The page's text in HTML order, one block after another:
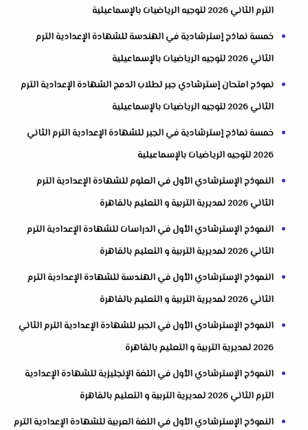
الترم الثاني 2026 لتوجيه الرياضيات بالإسماعيلية
خمسة نماذج إسترشادية في الهندسة للشهادة الإعدادية الترم
الثاني 2026 لتوجيه الرياضيات بالإسماعيلية
نموذج امتحان إسترشادي جبر لطلاب الدمج الشهادة الإعدادية الترم
الثاني 2026 لتوجيه الرياضيات بالإسماعيلية
خمسة نماذج إسترشادية في الجبر للشهادة الإعدادية الترم الثاني
2026 لتوجيه الرياضيات بالإسماعيلية
النموذج الإسترشادي الأول في العلوم للشهادة الإعدادية الترم
الثاني 2026 لمديرية التربية و التعليم بالقاهرة
النموذج الإسترشادي الأول في الدراسات للشهادة الإعدادية الترم
الثاني 2026 لمديرية التربية و التعليم بالقاهرة
النموذج الإسترشادي الأول في الهندسة للشهادة الإعدادية الترم
الثاني 2026 لمديرية التربية و التعليم بالقاهرة
النموذج الإسترشادي الأول في الجبر للشهادة الإعدادية الترم الثاني
2026 لمديرية التربية و التعليم بالقاهرة
النموذج الإسترشادي الأول في اللغة الإنجليزية للشهادة الإعدادية
الترم الثاني 2026 لمديرية التربية و التعليم بالقاهرة
النموذج الإسترشادي الأول في اللغة العربية للشهادة الإعدادية الترم